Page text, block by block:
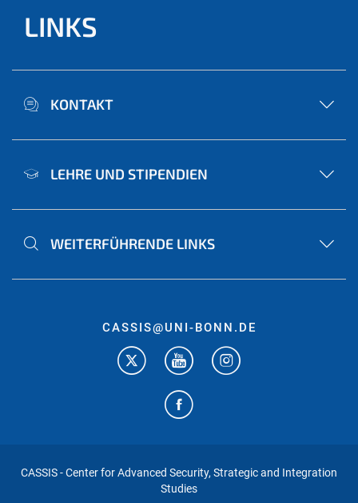
LINKS
KONTAKT
LEHRE UND STIPENDIEN
WEITERFÜHRENDE LINKS
CASSIS@UNI-BONN.DE
CASSIS - Center for Advanced Security, Strategic and Integration
Studies